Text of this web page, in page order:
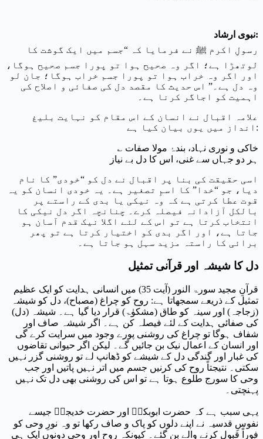
نبوی ارشاد:
رسولِ اکرم ﷺ نے فرمایا کہ “جسم میں ایک گوشت کا
لوتھڑا ہے؛ اگر وہ صحیح ہوا تو پورا جسم صحیح ہوگا،
اور اگر وہ خراب ہوا تو پورا جسم خراب ہوگا؛ جان لو
وہ دل ہے۔” اس حدیث کا مقصد دل کی صفائی و اصلاح کی
اہمیت کو اجاگر کرنا ہے۔
علامہ اقبال نے انسان کے اس مقام کو نہایت بلیغ
انداز میں یوں بیان کیا ہے:
؎ خاکی و نوری نہاد، بندۂ مولا صفات
ہر دو جہاں سے غنی، اس کا دل بے نیاز
اسی حقیقت کی بنا پر اقبال نے دل کو “خودی” کا نام
دیا، جو “خدا” کا اسمِ تصغیر ہے۔ یہ خودی انسان کو یہ
قوت عطا کرتی ہے کہ وہ نیکی یا بدی کے راستے پر
بالکل آزادانہ فیصلہ کرے۔ چنانچہ اگر دل نیکی کا
انتخاب کرتا ہے تو اس کے لئے اگلا نیک قدم آسان ہو
جاتا ہے، اور اگر بدی کو اختیار کرتا ہے تو پھر
برائی کا راستہ مزید سہل ہو جاتا ہے۔
دل کا شیشہ اور قرآنی تمثیل
قرآنِ مجید سورۃ النور (آیت 35) میں انسانی ہدایت کو ایک عظیم
تمثیل کے ذریعے سمجھاتا ہے: روح کو چراغ (مصباح)، دل کو شیشہ
(زجاجہ) اور سینہ کو طاق (مشکوٰۃ) قرار دیا گیا ہے۔ شیشہ (دل)
کی صفائی ہدایت کے لئے فیصلہ کن ہے۔ اگر شیشہ صاف اور
شفاف ہوگا تو چراغ کی روشنی پورے وجود میں سرایت کرے گی
اور انسان کے اعمال نیک بن جائیں گے۔ لیکن اگر حیوانی تقاضوں
کی غبار اور گندگی دل کے شیشے کو ڈھانپ لے تو روشنی گزر نہیں
سکتی۔ نتیجتاً روح کی کرنیں جسم میں اتر نہیں پاتیں اور جب
وحی کا سورج طلوع ہوتا ہے تو اس کی روشنی بھی دل تک نہیں
پہنچتی۔
یہی سبب ہے کہ حضرت ابوبکرؓ اور حضرت خدیجہؓ جیسے
نفوسِ قدسیہ نے اپنے دلوں کو پاک و صاف رکھا تو وہ نورِ وحی کو
فوراً قبول کرنے والے بن گئے۔ کیونکہ روح اور وحی دونوں ایک ہی